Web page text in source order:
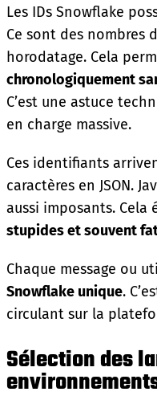
Les IDs Snowflake
Ce sont des nombres
horodatage. Cela
chronologiquement
C’est une astuce
en charge massive.
Ces identifiants
caractères en JSON.
aussi imposants. Cela
stupides et souvent
Chaque message ou
Snowflake unique.
circulant sur la
Sélection des